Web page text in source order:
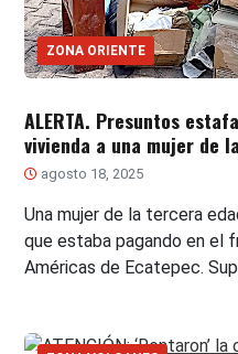
ZONA ORIENTE
ALERTA. Presuntos
vivienda a una mujer de
agosto 18, 2025
Una mujer de la tercera
que estaba pagando en el
Américas de Ecatepec.